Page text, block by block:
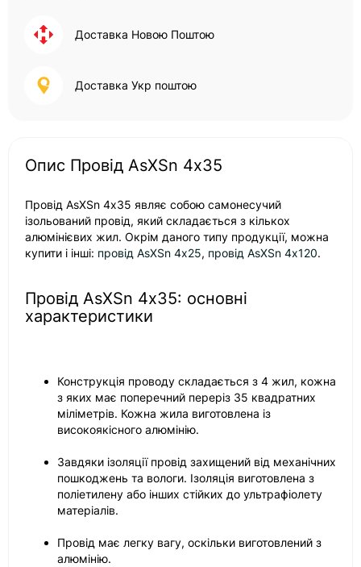
Доставка Новою Поштою
Доставка Укр поштою
Опис Провід AsXSn 4х35
Провід AsXSn 4х35 являє собою самонесучий
ізольований провід, який складається з кількох
алюмінієвих жил. Окрім даного типу продукції, можна
купити і інші: провід AsXSn 4х25, провід AsXSn 4х120.
Провід AsXSn 4х35: основні
характеристики
Конструкція проводу складається з 4 жил, кожна
з яких має поперечний переріз 35 квадратних
міліметрів. Кожна жила виготовлена із
високоякісного алюмінію.
Завдяки ізоляції провід захищений від механічних
пошкоджень та вологи. Ізоляція виготовлена з
поліетилену або інших стійких до ультрафіолету
матеріалів.
Провід має легку вагу, оскільки виготовлений з
алюмінію.